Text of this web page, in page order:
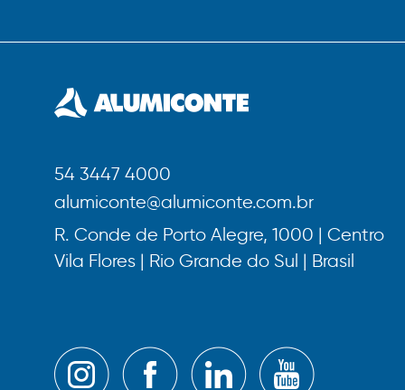
54 3447 4000
alumiconte@alumiconte.com.br
R. Conde de Porto Alegre, 1000 | Centro
Vila Flores | Rio Grande do Sul | Brasil